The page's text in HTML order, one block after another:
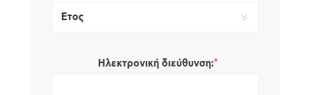
Ηλεκτρονική διεύθυνση:*